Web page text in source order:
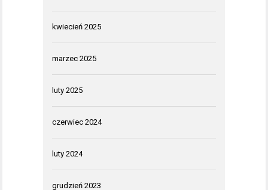
kwiecień 2025
marzec 2025
luty 2025
czerwiec 2024
luty 2024
grudzień 2023